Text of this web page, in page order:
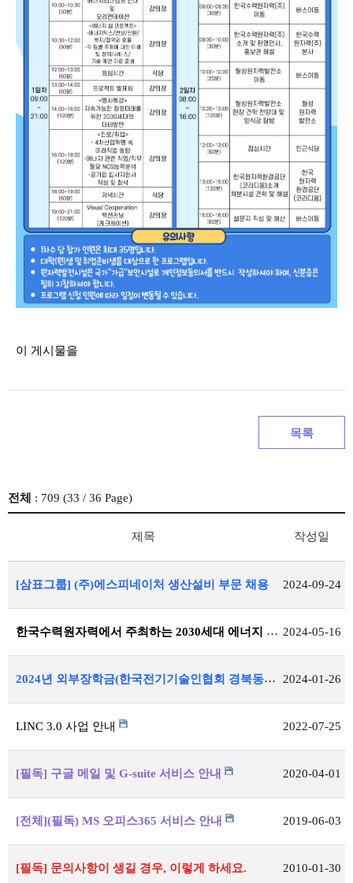
이 게시물을
목록
전체 : 709 (33 / 36 Page)
제목 작성일
[삼표그룹] (주)에스피네이처 생산설비 부문 채용 2024-09-24
한국수력원자력에서 주최하는 2030세대 에너지 리더 캠프 신청 안내 2024-05-16
2024년 외부장학금(한국전기기술인협회 경북동도회) 공지 2024-01-26
LINC 3.0 사업 안내 2022-07-25
[필독] 구글 메일 및 G-suite 서비스 안내 2020-04-01
[전체](필독) MS 오피스365 서비스 안내 2019-06-03
[필독] 문의사항이 생길 경우, 이렇게 하세요. 2010-01-30